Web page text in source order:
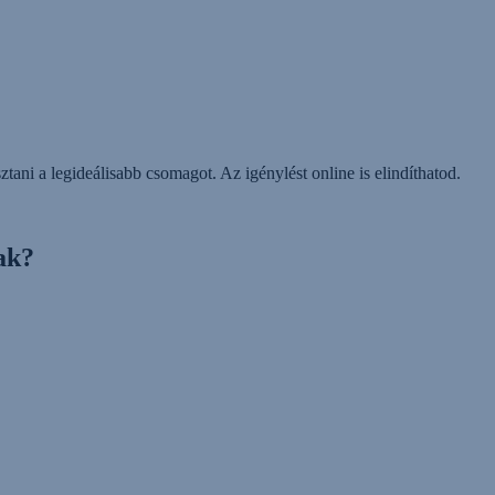
a legideálisabb csomagot. Az igénylést online is elindíthatod.